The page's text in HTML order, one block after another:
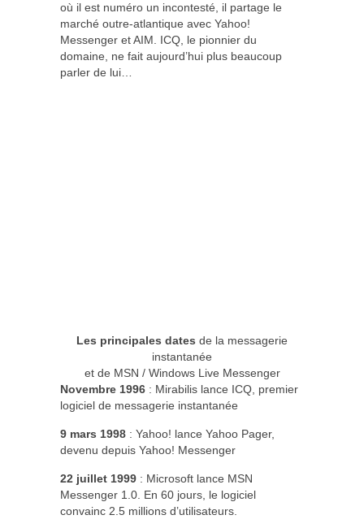
où il est numéro un incontesté, il partage le
marché outre-atlantique avec Yahoo!
Messenger et AIM. ICQ, le pionnier du
domaine, ne fait aujourd’hui plus beaucoup
parler de lui…
Les principales dates de la messagerie
instantanée
et de MSN / Windows Live Messenger
Novembre 1996 : Mirabilis lance ICQ, premier
logiciel de messagerie instantanée
9 mars 1998 : Yahoo! lance Yahoo Pager,
devenu depuis Yahoo! Messenger
22 juillet 1999 : Microsoft lance MSN
Messenger 1.0. En 60 jours, le logiciel
convainc 2.5 millions d’utilisateurs.